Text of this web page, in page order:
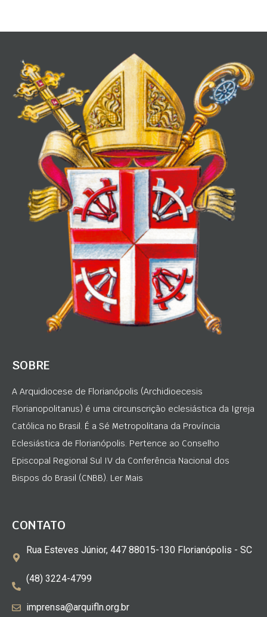
SOBRE
A Arquidiocese de Florianópolis (Archidioecesis
Florianopolitanus) é uma circunscrição eclesiástica da Igreja
Católica no Brasil. É a Sé Metropolitana da Província
Eclesiástica de Florianópolis. Pertence ao Conselho
Episcopal Regional Sul IV da Conferência Nacional dos
Bispos do Brasil (CNBB). Ler Mais
CONTATO
Rua Esteves Júnior, 447 88015-130 Florianópolis - SC
(48) 3224-4799
imprensa@arquifln.org.br